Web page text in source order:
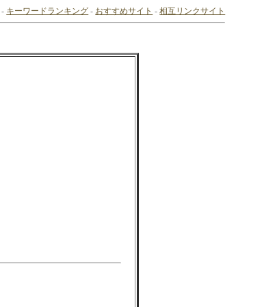
- キーワードランキング - おすすめサイト -相互リンクサイト